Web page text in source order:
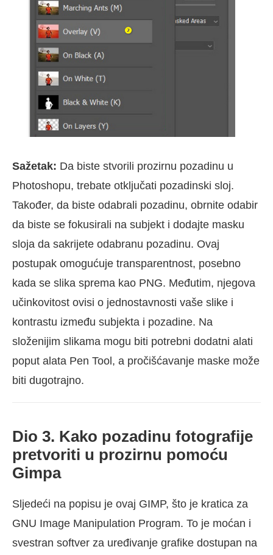
Sažetak: Da biste stvorili prozirnu pozadinu u
Photoshopu, trebate otključati pozadinski sloj.
Također, da biste odabrali pozadinu, obrnite odabir
da biste se fokusirali na subjekt i dodajte masku
sloja da sakrijete odabranu pozadinu. Ovaj
postupak omogućuje transparentnost, posebno
kada se slika sprema kao PNG. Međutim, njegova
učinkovitost ovisi o jednostavnosti vaše slike i
kontrastu između subjekta i pozadine. Na
složenijim slikama mogu biti potrebni dodatni alati
poput alata Pen Tool, a pročišćavanje maske može
biti dugotrajno.
Dio 3. Kako pozadinu fotografije
pretvoriti u prozirnu pomoću
Gimpa
Sljedeći na popisu je ovaj GIMP, što je kratica za
GNU Image Manipulation Program. To je moćan i
svestran softver za uređivanje grafike dostupan na